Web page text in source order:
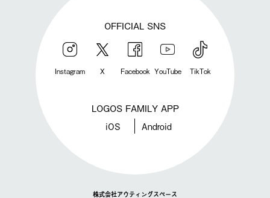
OFFICIAL SNS
Instagram X Facebook YouTube TikTok
LOGOS FAMILY APP
iOS Android
株式会社アウティングスペース